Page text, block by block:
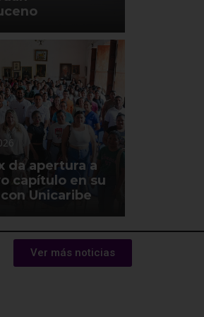
da apertura a
capítulo en su
Unicaribe
Ver más noticias